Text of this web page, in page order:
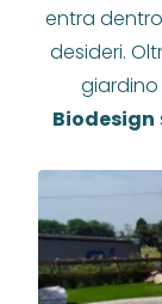
entra
desideri.
giardino
Biodesign